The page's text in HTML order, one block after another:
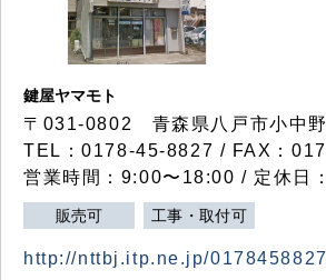
鍵屋ヤマモト
〒031-0802 青森県八戸市小中
TEL：0178-45-8827 / FAX：
営業時間：9:00〜18:00 / 定休日
販売可 工事・取付可
http://nttbj.itp.ne.jp/